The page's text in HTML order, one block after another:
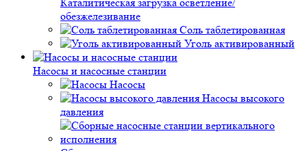
обезжелезивание
Соль таблетированная
Уголь активированный
Насосы и насосные станции
Насосы
Насосы высокого
давления